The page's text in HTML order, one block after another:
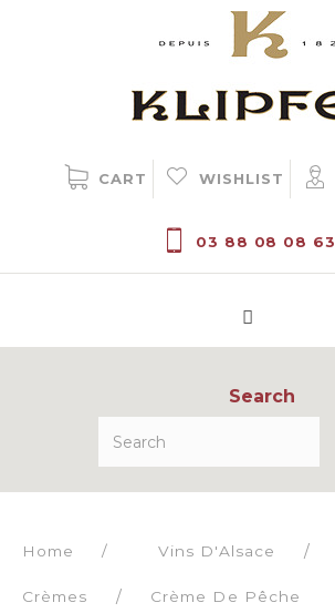
CART WISHLIST
03 88 08 08 63
Search
Home / Vins D'Alsace
Crèmes Crème De Pêche